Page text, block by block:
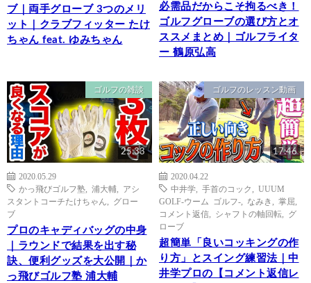
ブ｜両手グローブ 3つのメリ
ット｜クラブフィッター たけ
ちゃん feat. ゆみちゃん
必需品だからこそ拘るべき！
ゴルフグローブの選び方とオ
ススメまとめ｜ゴルフライタ
ー 鶴原弘高
ゴルフの雑談
25:33
2020.05.29
かっ飛びゴルフ塾
浦大輔
アシ
スタントコーチたけちゃん
グロー
ブ
プロのキャディバッグの中身
｜ラウンドで結果を出す秘
訣、便利グッズを大公開｜か
っ飛びゴルフ塾 浦大輔
ゴルフのレッスン動画
17:46
2020.04.22
中井学
手首のコック
UUUM
GOLF-ウーム ゴルフ-
なみき 掌屈
コメント返信
シャフトの軸回転
グ
ローブ
超簡単「良いコッキングの作
り方」とスイング練習法｜中
井学プロの【コメント返信レ